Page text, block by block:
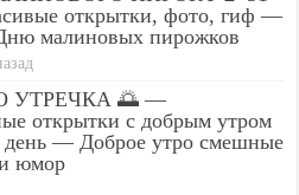
открытки, фото, гиф —
малиновых пирожков
УТРЕЧКА 🌅 —
открытки с добрым утром
— Доброе утро смешные
юмор